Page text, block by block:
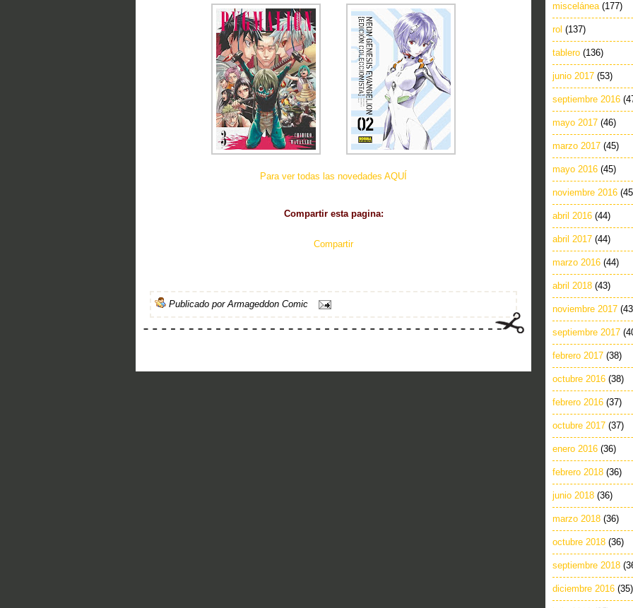
Para ver todas las novedades AQUÍ
Compartir esta pagina:
Compartir
Publicado porArmageddon Comic
miscelánea (177)
rol (137)
tablero (136)
junio 2017 (53)
septiembre 2016
mayo 2017 (46)
marzo 2017 (45)
mayo 2016 (45)
noviembre 2016
abril 2016 (44)
abril 2017 (44)
marzo 2016 (44)
abril 2018 (43)
noviembre 2017
septiembre 2017
febrero 2017 (38)
octubre 2016 (38)
febrero 2016 (37)
octubre 2017 (37)
enero 2016 (36)
febrero 2018 (36)
junio 2018 (36)
marzo 2018 (36)
octubre 2018 (36)
septiembre 2018
diciembre 2016 (35)